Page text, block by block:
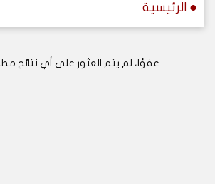
● الرئيسية
عفوًا، لم يتم العثور على أي نتائج